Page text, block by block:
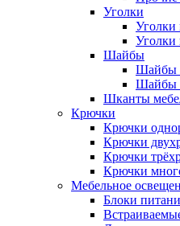
Уголки
Уголки
Уголки
Шайбы
Шайбы
Шайбы
Шканты
Крючки
Крючки
Крючки
Крючки
Крючки
Мебельное
Блоки